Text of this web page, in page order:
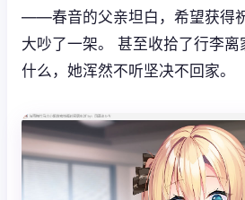
——春音的父亲坦白，希望获得
大吵了一架。 甚至收拾了行李
什么，她浑然不听坚决不回家。